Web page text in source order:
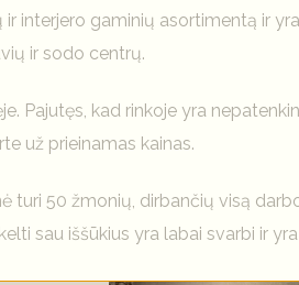
interjero gaminių asortimentą ir
ir sodo centrų.
Pajutęs, kad rinkoje yra
už prieinamas kainas.
turi 50 žmonių, dirbančių visą
sau iššūkius yra labai svarbi ir